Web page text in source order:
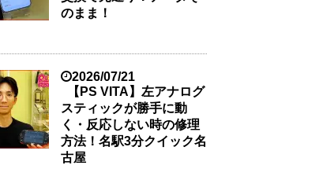
のまま！
2026/07/21
【PS VITA】左アナログ
スティックが勝手に動
く・反応しない時の修理
方法！名駅3分クイック名
古屋